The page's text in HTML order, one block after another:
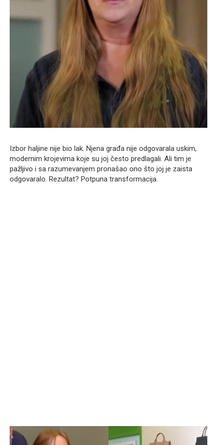
Izbor haljine nije bio lak. Njena građa nije odgovarala uskim,
modernim krojevima koje su joj često predlagali. Ali tim je
pažljivo i sa razumevanjem pronašao ono što joj je zaista
odgovaralo. Rezultat? Potpuna transformacija.